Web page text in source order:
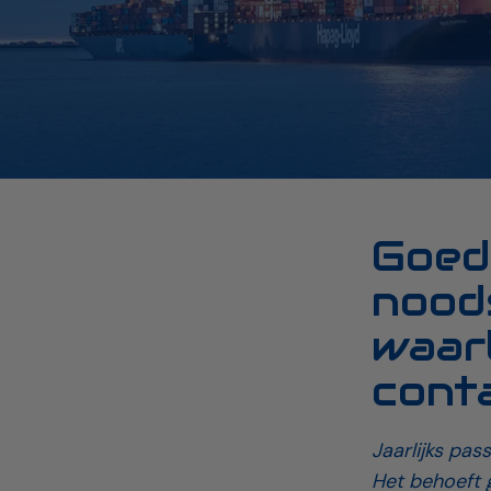
Jaarlijks
Het behoeft